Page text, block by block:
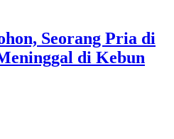
Seorang Pria di
di Kebun